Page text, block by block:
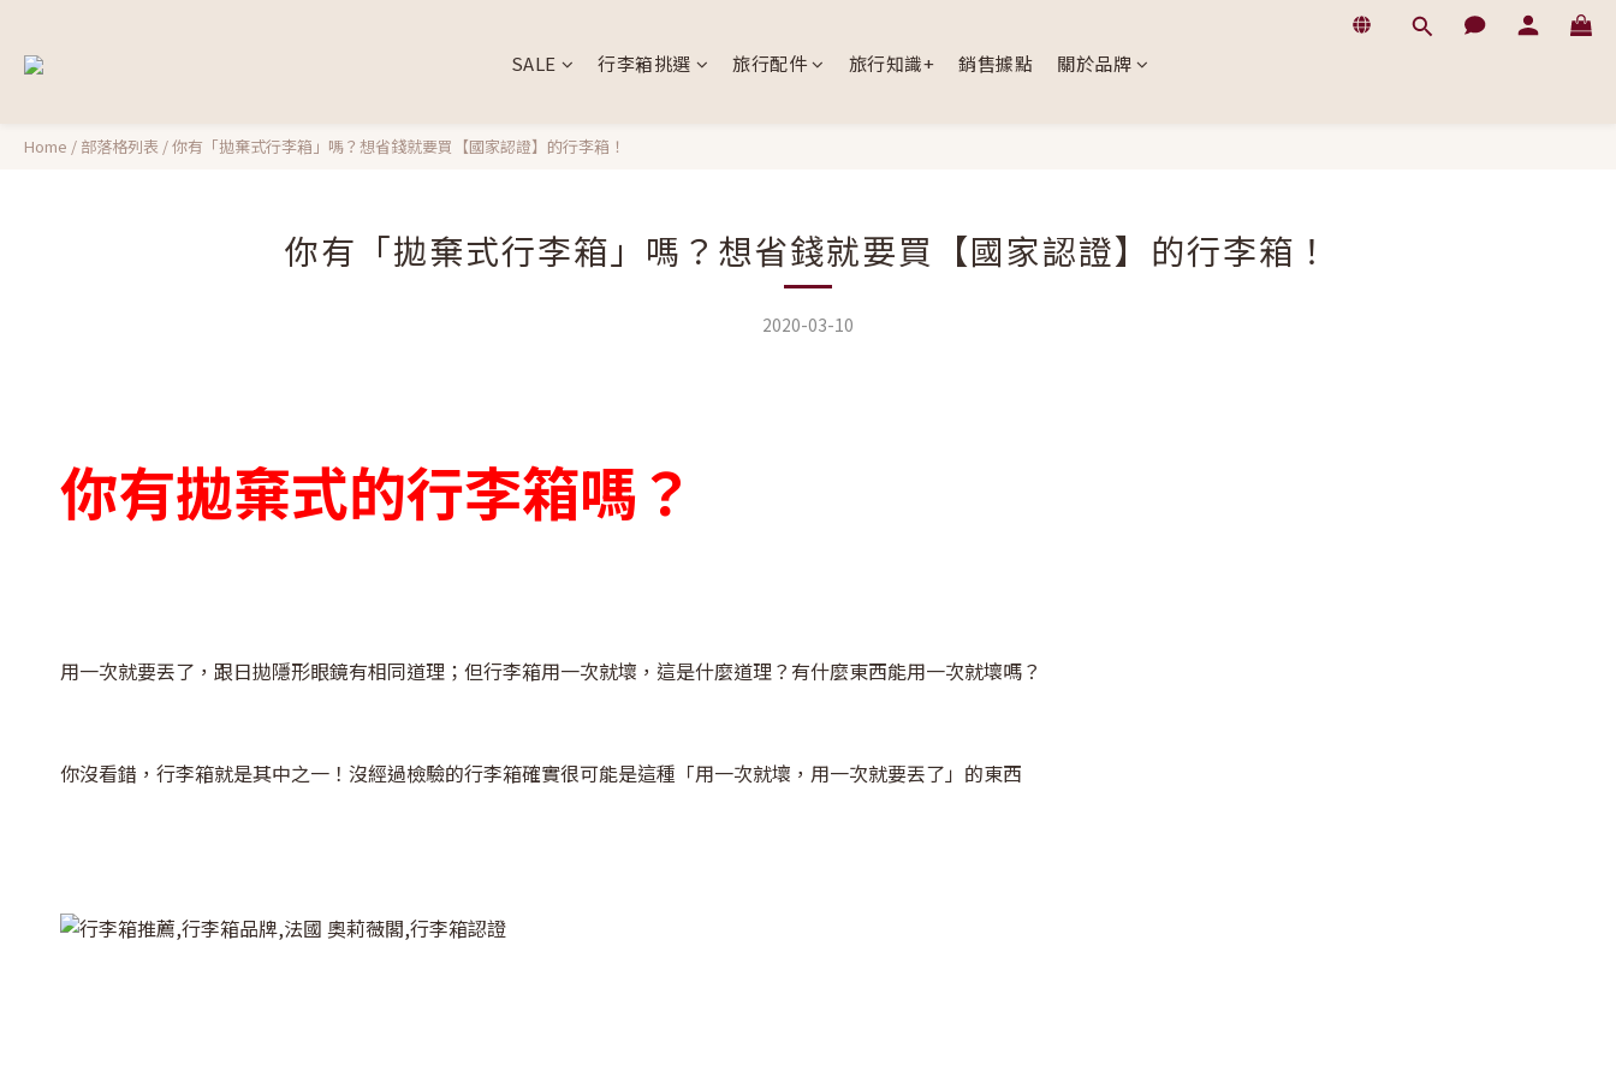
SALE 行李箱挑選 旅行配件 旅行知識+ 銷售據點 關於品牌
Home / 部落格列表 /你有「拋棄式行李箱」嗎？想省錢就要買【國家認證】的行李箱！
你有「拋棄式行李箱」嗎？想省錢就要買【國家認證】的行李箱！
2020-03-10
你有拋棄式的行李箱嗎？
用一次就要丟了，跟日拋隱形眼鏡有相同道理；但行李箱用一次就壞，這是什麼道理？有什麼東西能用一次就壞嗎？
你沒看錯，行李箱就是其中之一！沒經過檢驗的行李箱確實很可能是這種「用一次就壞，用一次就要丟了」的東西